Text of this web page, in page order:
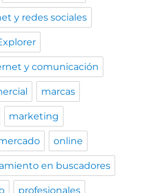
y redes sociales
y comunicación
marcas
marketing
online
en buscadores
profesionales